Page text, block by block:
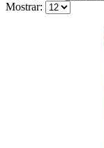
Mostrar: